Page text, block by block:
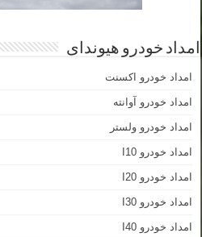
امداد خودرو هیوندای
امداد خودرو اکسنت
امداد خودرو آوانته
امداد خودرو ولستر
امداد خودرو I10
امداد خودرو I20
امداد خودرو I30
امداد خودرو I40